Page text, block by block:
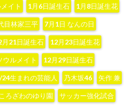
イト 1月6日誕生石 1月8日誕生花
目林家三平 7月1日 なんの日
月21日誕生石 12月23日誕生花
ウルメイト 12月29日誕生石
生まれの芸能人 ‪乃木坂46‬ ‪矢作 兼‬
ろざわのゆり園 サッカー強化試合